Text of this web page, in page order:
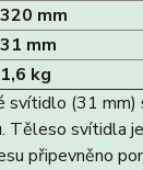
320 mm
31 mm
1,6 kg
(31
Těleso svítidla
připevněno